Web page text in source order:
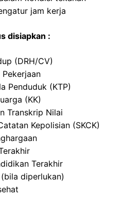
jam kerja
disiapkan :
(DRH/CV)
Penduduk (KTP)
(KK)
Transkrip Nilai
Kepolisian (SKCK)
Terakhir
diperlukan)